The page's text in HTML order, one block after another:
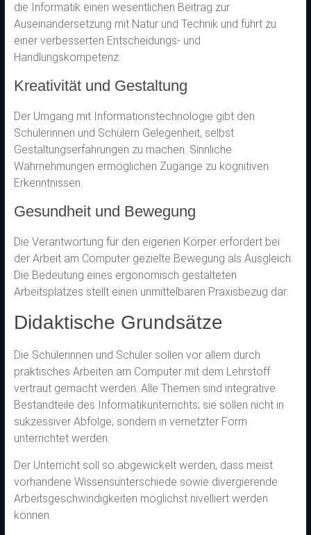
die Informatik einen wesentlichen Beitrag zur
Auseinandersetzung mit Natur und Technik und führt zu
einer verbesserten Entscheidungs- und
Handlungskompetenz.
Kreativität und Gestaltung
Der Umgang mit Informationstechnologie gibt den
Schülerinnen und Schülern Gelegenheit, selbst
Gestaltungserfahrungen zu machen. Sinnliche
Wahrnehmungen ermöglichen Zugänge zu kognitiven
Erkenntnissen.
Gesundheit und Bewegung
Die Verantwortung für den eigenen Körper erfordert bei
der Arbeit am Computer gezielte Bewegung als Ausgleich.
Die Bedeutung eines ergonomisch gestalteten
Arbeitsplatzes stellt einen unmittelbaren Praxisbezug dar.
Didaktische Grundsätze
Die Schülerinnen und Schüler sollen vor allem durch
praktisches Arbeiten am Computer mit dem Lehrstoff
vertraut gemacht werden. Alle Themen sind integrative
Bestandteile des Informatikunterrichts; sie sollen nicht in
sukzessiver Abfolge, sondern in vernetzter Form
unterrichtet werden.
Der Unterricht soll so abgewickelt werden, dass meist
vorhandene Wissensunterschiede sowie divergierende
Arbeitsgeschwindigkeiten möglichst nivelliert werden
können.